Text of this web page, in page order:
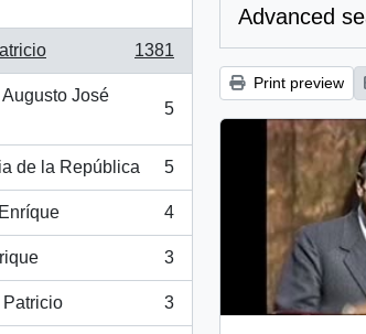
1381
José
5
de la República 5
4
3
Patricio 3
Advanced
Print preview